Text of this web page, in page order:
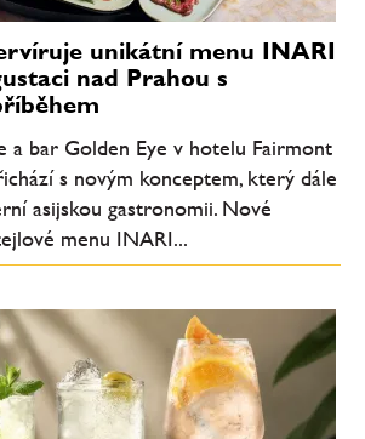
unikátní menu INARI
nad Prahou s
a bar Golden Eye v hotelu Fairmont
s novým konceptem, který dále
asijskou gastronomii. Nové
menu INARI...